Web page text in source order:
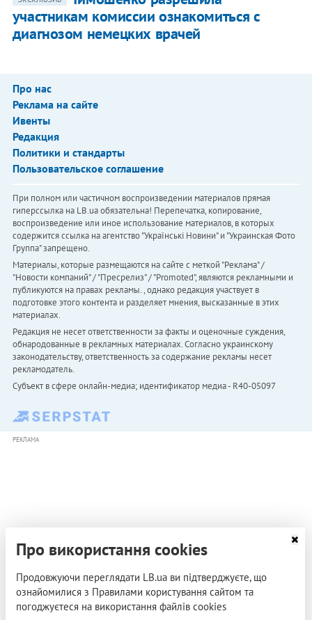
участникам комиссии ознакомиться с
диагнозом немецких врачей
Про нас
Реклама на сайте
Ивенты
Редакция
Политики и стандарты
Пользовательское соглашение
При полном или частичном воспроизведении материалов прямая
гиперссылка на LB.ua обязательна! Перепечатка, копирование,
воспроизведение или иное использование материалов, в которых
содержится ссылка на агентство "Українськi Новини" и "Украинская Фото
Группа" запрещено.
Материалы, которые размещаются на сайте с меткой "Реклама" /
"Новости компаний" / "Пресрелиз" / "Promoted", являются рекламными и
публикуются на правах рекламы. , однако редакция участвует в
подготовке этого контента и разделяет мнения, высказанные в этих
материалах.
Редакция не несет ответственности за факты и оценочные суждения,
обнародованные в рекламных материалах. Согласно украинскому
законодательству, ответственность за содержание рекламы несет
рекламодатель.
Субъект в сфере онлайн-медиа; идентификатор медиа - R40-05097
РЕКЛАМА
Про використання cookies
Продовжуючи переглядати LB.ua ви підтверджуєте, що
ознайомилися з Правилами користування сайтом та
погоджуєтеся на використання файлів cookies